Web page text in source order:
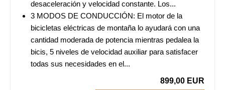
desaceleración y velocidad constante. Los...
3 MODOS DE CONDUCCIÓN: El motor de la
bicicletas eléctricas de montaña lo ayudará con una
cantidad moderada de potencia mientras pedalea la
bicis, 5 niveles de velocidad auxiliar para satisfacer
todas sus necesidades en el...
899,00 EUR